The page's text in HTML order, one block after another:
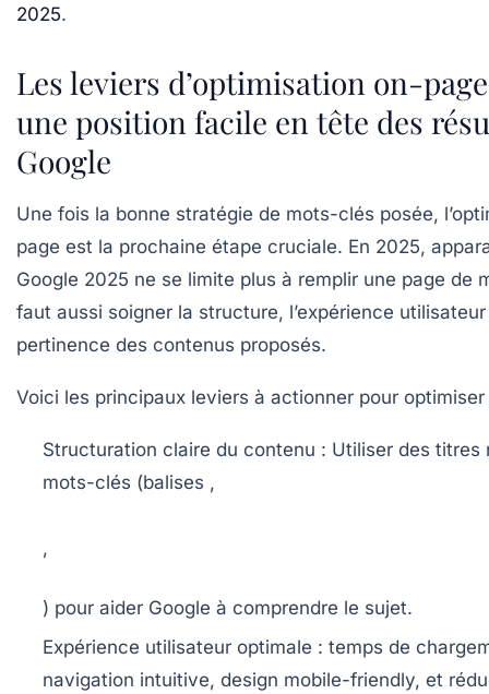
2025.
Les leviers d’optimisation on-
une position facile en tête des
Google
Une fois la bonne stratégie de mots-clés posée,
page est la prochaine étape cruciale. En 2025,
Google 2025 ne se limite plus à remplir une page de
faut aussi soigner la structure, l’expérience
pertinence des contenus proposés.
Voici les principaux leviers à actionner pour
Structuration claire du contenu : Utiliser des titres
mots-clés (balises ,
,
) pour aider Google à comprendre le sujet.
Expérience utilisateur optimale : temps de
navigation intuitive, design mobile-friendly, et